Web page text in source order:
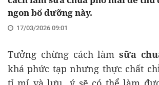
ngon bổ dưỡng này.
17/03/2026 09:01
Tưởng chừng cách làm sữa
khá phức tạp nhưng thực chất